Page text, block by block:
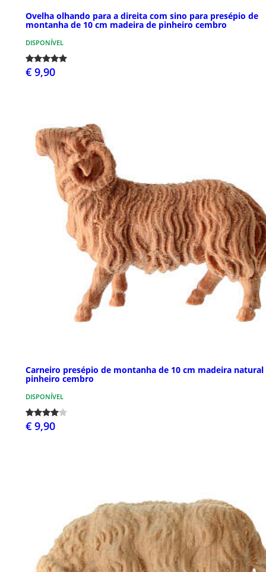
Ovelha olhando para a direita com sino para presépio de
montanha de 10 cm madeira de pinheiro cembro
DISPONÍVEL
€ 9,90
Carneiro presépio de montanha de 10 cm madeira natural
pinheiro cembro
DISPONÍVEL
€ 9,90